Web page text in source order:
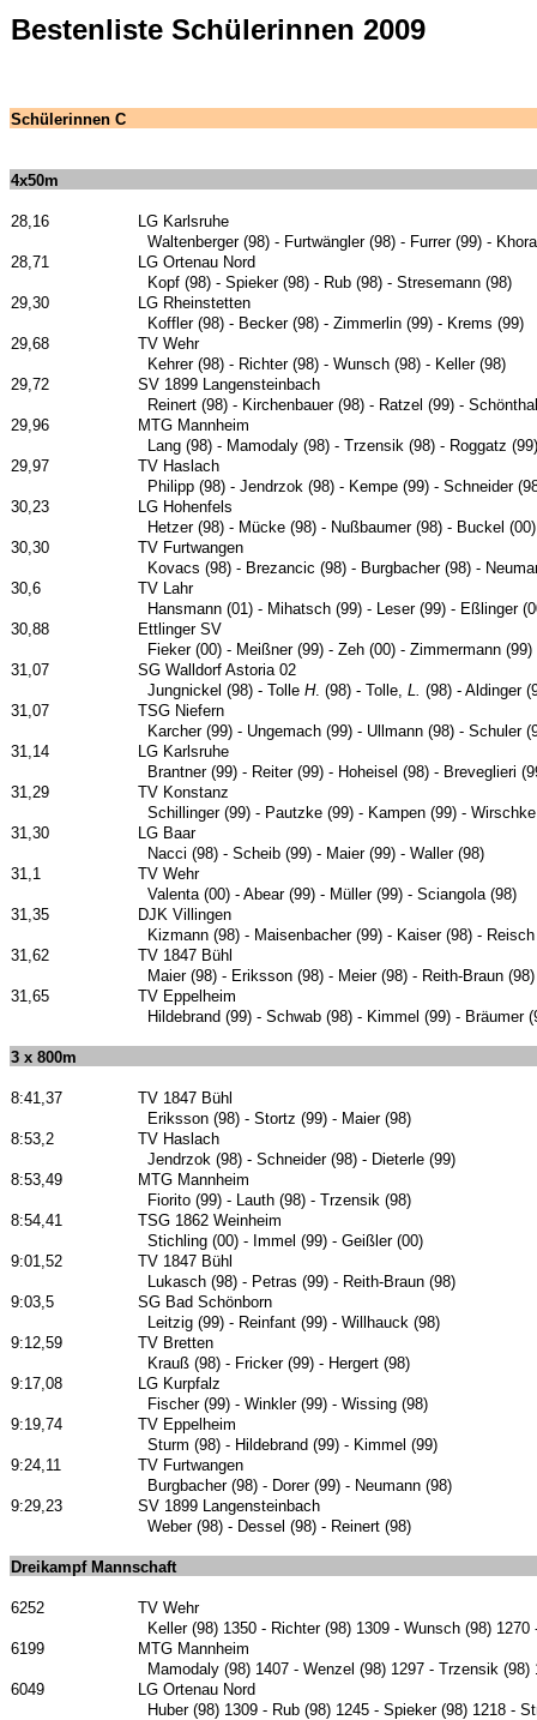
Bestenliste Schülerinnen 2009
Schülerinnen C
4x50m
28,16
LG Karlsruhe
Waltenberger (98) - Furtwängler (98) - Furrer (99) -
28,71
LG Ortenau Nord
Kopf (98) - Spieker (98) - Rub (98) - Stresemann (98)
29,30
LG Rheinstetten
Koffler (98) - Becker (98) - Zimmerlin (99) - Krems (99)
29,68
TV Wehr
Kehrer (98) - Richter (98) - Wunsch (98) - Keller (98)
29,72
SV 1899 Langensteinbach
Reinert (98) - Kirchenbauer (98) - Ratzel (99) -
29,96
MTG Mannheim
Lang (98) - Mamodaly (98) - Trzensik (98) - Roggatz (99)
29,97
TV Haslach
Philipp (98) - Jendrzok (98) - Kempe (99) - Schneider
30,23
LG Hohenfels
Hetzer (98) - Mücke (98) - Nußbaumer (98) - Buckel (00)
30,30
TV Furtwangen
Kovacs (98) - Brezancic (98) - Burgbacher (98) -
30,6
TV Lahr
Hansmann (01) - Mihatsch (99) - Leser (99) - Eßlinger
30,88
Ettlinger SV
Fieker (00) - Meißner (99) - Zeh (00) - Zimmermann (99)
31,07
SG Walldorf Astoria 02
Jungnickel (98) - Tolle H. (98) - Tolle, L. (98) - Aldinger
31,07
TSG Niefern
Karcher (99) - Ungemach (99) - Ullmann (98) - Schuler
31,14
LG Karlsruhe
Brantner (99) - Reiter (99) - Hoheisel (98) - Breveglieri
31,29
TV Konstanz
Schillinger (99) - Pautzke (99) - Kampen (99) -
31,30
LG Baar
Nacci (98) - Scheib (99) - Maier (99) - Waller (98)
31,1
TV Wehr
Valenta (00) - Abear (99) - Müller (99) - Sciangola (98)
31,35
DJK Villingen
Kizmann (98) - Maisenbacher (99) - Kaiser (98) -
31,62
TV 1847 Bühl
Maier (98) - Eriksson (98) - Meier (98) - Reith-Braun (98)
31,65
TV Eppelheim
Hildebrand (99) - Schwab (98) - Kimmel (99) - Bräumer
3 x 800m
8:41,37
TV 1847 Bühl
Eriksson (98) - Stortz (99) - Maier (98)
8:53,2
TV Haslach
Jendrzok (98) - Schneider (98) - Dieterle (99)
8:53,49
MTG Mannheim
Fiorito (99) - Lauth (98) - Trzensik (98)
8:54,41
TSG 1862 Weinheim
Stichling (00) - Immel (99) - Geißler (00)
9:01,52
TV 1847 Bühl
Lukasch (98) - Petras (99) - Reith-Braun (98)
9:03,5
SG Bad Schönborn
Leitzig (99) - Reinfant (99) - Willhauck (98)
9:12,59
TV Bretten
Krauß (98) - Fricker (99) - Hergert (98)
9:17,08
LG Kurpfalz
Fischer (99) - Winkler (99) - Wissing (98)
9:19,74
TV Eppelheim
Sturm (98) - Hildebrand (99) - Kimmel (99)
9:24,11
TV Furtwangen
Burgbacher (98) - Dorer (99) - Neumann (98)
9:29,23
SV 1899 Langensteinbach
Weber (98) - Dessel (98) - Reinert (98)
Dreikampf Mannschaft
6252
TV Wehr
Keller (98) 1350 - Richter (98) 1309 - Wunsch (98)
6199
MTG Mannheim
Mamodaly (98) 1407 - Wenzel (98) 1297 - Trzensik
6049
LG Ortenau Nord
Huber (98) 1309 - Rub (98) 1245 - Spieker (98) 1218 -